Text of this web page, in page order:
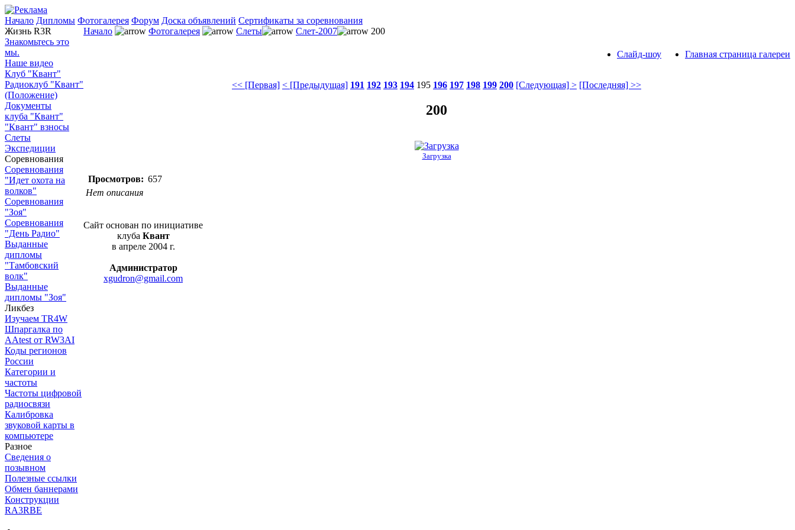
Начало Дипломы Фотогалерея Форум Доска объявлений Сертификаты за соревнования
Жизнь R3R
Знакомьтесь это
мы.
Наше видео
Клуб "Квант"
Радиоклуб "Квант"
(Положение)
Документы
клуба "Квант"
"Квант" взносы
Слеты
Экспедиции
Соревнования
Соревнования
"Идет охота на
волков"
Соревнования
"Зоя"
Соревнования
"День Радио"
Выданные
дипломы
"Тамбовский
волк"
Выданные
дипломы "Зоя"
Ликбез
Изучаем TR4W
Шпаргалка по
AAtest от RW3AI
Коды регионов
России
Категории и
частоты
Частоты цифровой
радиосвязи
Калибровка
звуковой карты в
компьютере
Разное
Сведения о
позывном
Полезные ссылки
Обмен баннерами
Конструкции
RA3RBE
Начало Фотогалерея Слеты Слет-2007 200
Главная страница галереи
Слайд-шоу
<< [Первая] < [Предыдущая] 191 192 193 194 195 196 197 198 199 200 [Следующая] > [Последняя] >>
200
Загрузка
Просмотров: 657
Нет описания
Сайт основан по инициативе
клуба Квант
в апреле 2004 г.
Администратор
xgudron@gmail.com